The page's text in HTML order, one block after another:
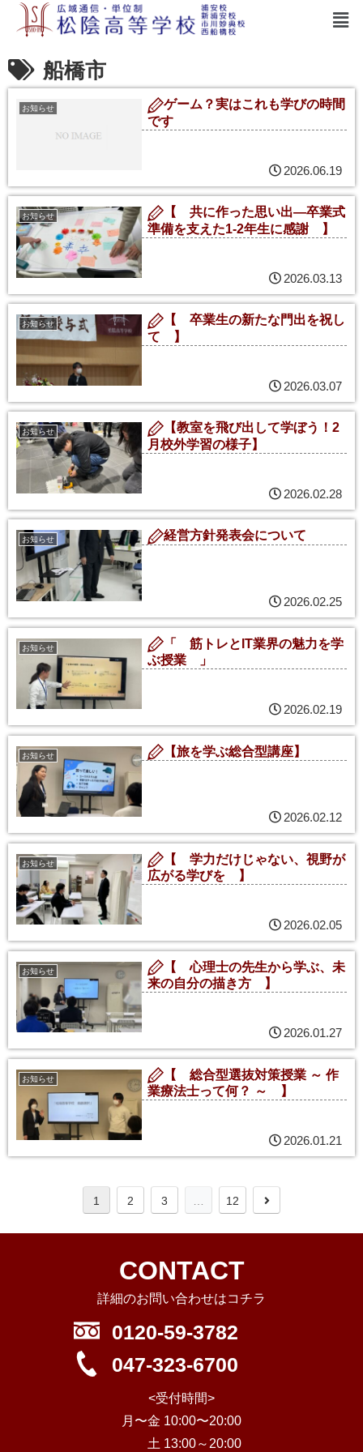
船橋市
お知らせ
ゲーム？実はこれも学びの時間
です
2026.06.19
お知らせ
【 共に作った思い出—卒業式
準備を支えた1-2年生に感謝 】
2026.03.13
お知らせ
【 卒業生の新たな門出を祝し
て 】
2026.03.07
お知らせ
【教室を飛び出して学ぼう！2
月校外学習の様子】
2026.02.28
お知らせ 経営方針発表会について
2026.02.25
お知らせ
「 筋トレとIT業界の魅力を学
ぶ授業 」
2026.02.19
お知らせ 【旅を学ぶ総合型講座】
2026.02.12
お知らせ
【 学力だけじゃない、視野が
広がる学びを 】
2026.02.05
お知らせ
【 心理士の先生から学ぶ、未
来の自分の描き方 】
2026.01.27
お知らせ
【 総合型選抜対策授業 ～ 作
業療法士って何？ ～ 】
2026.01.21
1 2 3 12
CONTACT
詳細のお問い合わせはコチラ
0120-59-3782
047-323-6700
<受付時間>
月〜金 10:00〜20:00
土 13:00～20:00